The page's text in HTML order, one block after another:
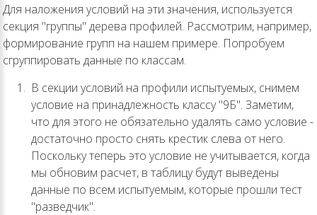
Для наложения условий на эти значения, используется
секция "группы" дерева профилей. Рассмотрим, например,
формирование групп на нашем примере. Попробуем
сгруппировать данные по классам.
В секции условий на профили испытуемых, снимем
условие на принадлежность классу "9Б". Заметим,
что для этого не обязательно удалять само условие -
достаточно просто снять крестик слева от него.
Поскольку теперь это условие не учитывается, когда
мы обновим расчет, в таблицу будут выведены
данные по всем испытуемым, которые прошли тест
"разведчик".